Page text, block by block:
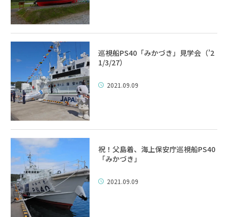
巡視船PS40「みかづき」見学会（’2
1/3/27）
2021.09.09
祝！父島着、海上保安庁巡視船PS40
「みかづき」
2021.09.09